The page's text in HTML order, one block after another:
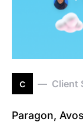
c Client
Paragon,